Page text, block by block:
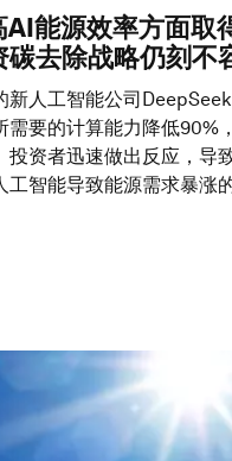
能源效率方面取
去除战略仍刻不
新人工智能公司
需要的计算能力降低90%
投资者迅速做出反应，导
工智能导致能源需求暴涨